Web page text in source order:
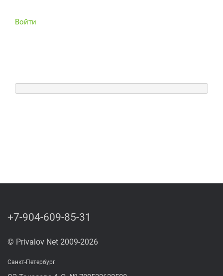
Войти
+7-904-609-85-31
© Privalov Net 2009-2026
Санкт-Петербург